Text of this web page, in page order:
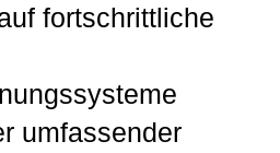
fortschrittliche
umfassender